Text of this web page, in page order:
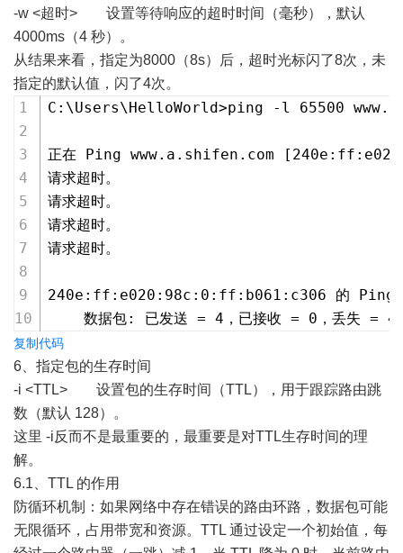
-w <超时> 设置等待响应的超时时间（毫秒），默认
4000ms（4 秒）。
从结果来看，指定为8000（8s）后，超时光标闪了8次，未
指定的默认值，闪了4次。
C:\Users\HelloWorld>ping -l 65500
正在 Ping www.a.shifen.com
请求超时。
请求超时。
请求超时。
请求超时。
240e:ff:e020:98c:0:ff:b061:c306 的 Ping
数据包: 已发送 = 4，已接收 = 0，丢失 =
复制代码
6、指定包的生存时间
-i <TTL> 设置包的生存时间（TTL），用于跟踪路由跳
数（默认 128）。
这里 -i反而不是最重要的，最重要是对TTL生存时间的理
解。
6.1、TTL 的作用
防循环机制：如果网络中存在错误的路由环路，数据包可能
无限循环，占用带宽和资源。TTL 通过设定一个初始值，每